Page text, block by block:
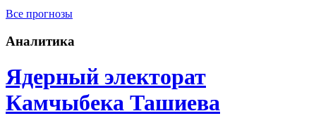
Все прогнозы
Аналитика
Ядерный электорат
Камчыбека Ташиева